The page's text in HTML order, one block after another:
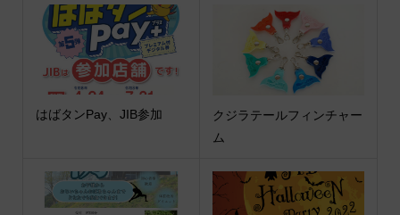
はばタンPay、JIB参加
クジラテールフィンチャー
ム